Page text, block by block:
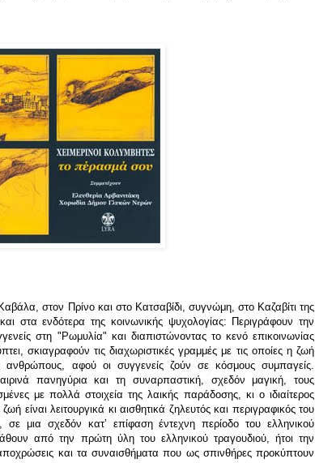
στον Πρίνο και στο Κατσαβίδι, συγνώμη, στο Καζαβίτι της
ενδότερα της κοινωνικής ψυχολογίας: Περιγράφουν την
στη " Ρωμυλία" και διαπιστώνοντας το κενό επικοινωνίας
σκιαγραφούν τις διαχωριστικές γραμμές με τις οποίες η ζωή
ανθρώπους, αφού οι συγγενείς ζούν σε κόσμους συμπαγείς.
πανηγύρια και τη συναρπαστική, σχεδόν μαγική, τους
με πολλά στοιχεία της λαικής παράδοσης, κι ο ιδιαίτερος
είναι λειτουργικά κι αισθητικά ζηλευτός και περιγραφικός του
μια σχεδόν κατ’ επίφαση έντεχνη περίοδο του ελληνικού
από την πρώτη ύλη του ελληνικού τραγουδιού, ήτοι την
και τα συναισθήματα που ως σπινθήρες προκύπτουν